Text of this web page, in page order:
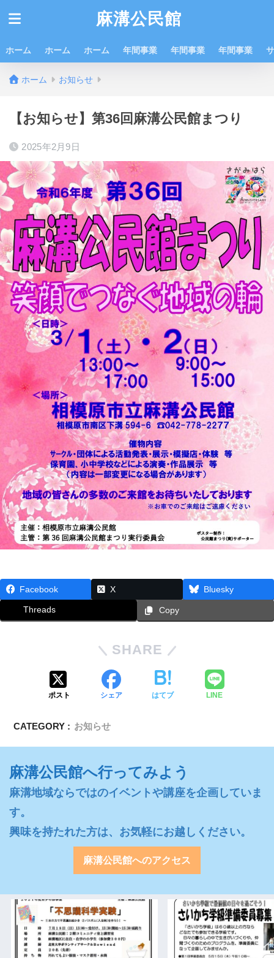
麻溝公民館
ホーム ホーム ホーム 年間事業 年間事業 年間事業
ホーム お知らせ
【お知らせ】第36回麻溝公民館まつり
2025年2月9日
Facebook X Bluesky
Threads Copy
SHARE
ポスト シェア はてブ LINE
CATEGORY : お知らせ
麻溝公民館へ行ってみよう
麻溝地域ならではのイベントや講座を企画していま
す。
興味を持たれた方は、お気軽にお越しください。
麻溝公民館へのアクセス